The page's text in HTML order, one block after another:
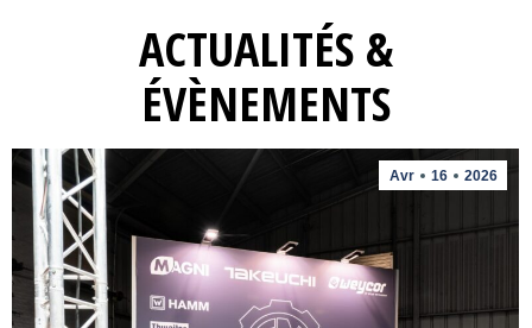
ACTUALITÉS &
ÉVÈNEMENTS
Avr 16 2026